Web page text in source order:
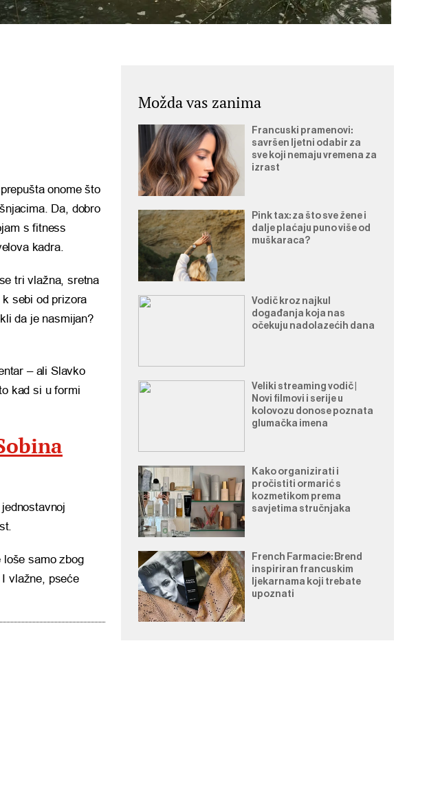
onome što
Da, dobro
s fitness
kadra.
tri vlažna, sretna
sebi od prizora
da je nasmijan?
– ali Slavko
kad si u formi
loše samo zbog
vlažne, pseće
Možda vas zanima
Francuski pramenovi:
savršen ljetni odabir za
sve koji nemaju vremena za
izrast
Pink tax: za što sve žene i
dalje plaćaju puno više od
muškaraca?
Vodič kroz najkul
događanja koja nas
očekuju nadolazećih dana
Veliki streaming vodič |
Novi filmovi i serije u
kolovozu donose poznata
glumačka imena
Kako organizirati i
pročistiti ormarić s
kozmetikom prema
savjetima stručnjaka
French Farmacie: Brend
inspiriran francuskim
ljekarnama koji trebate
upoznati